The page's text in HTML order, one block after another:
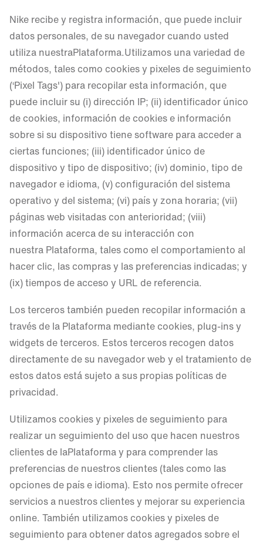
Nike recibe y registra información, que puede incluir
datos personales, de su navegador cuando usted
utiliza nuestraPlataforma.Utilizamos una variedad de
métodos, tales como cookies y pixeles de seguimiento
(‘Pixel Tags') para recopilar esta información, que
puede incluir su (i) dirección IP; (ii) identificador único
de cookies, información de cookies e información
sobre si su dispositivo tiene software para acceder a
ciertas funciones; (iii) identificador único de
dispositivo y tipo de dispositivo; (iv) dominio, tipo de
navegador e idioma, (v) configuración del sistema
operativo y del sistema; (vi) país y zona horaria; (vii)
páginas web visitadas con anterioridad; (viii)
información acerca de su interacción con
nuestra Plataforma, tales como el comportamiento al
hacer clic, las compras y las preferencias indicadas; y
(ix) tiempos de acceso y URL de referencia.
Los terceros también pueden recopilar información a
través de la Plataforma mediante cookies, plug-ins y
widgets de terceros. Estos terceros recogen datos
directamente de su navegador web y el tratamiento de
estos datos está sujeto a sus propias políticas de
privacidad.
Utilizamos cookies y pixeles de seguimiento para
realizar un seguimiento del uso que hacen nuestros
clientes de laPlataforma y para comprender las
preferencias de nuestros clientes (tales como las
opciones de país e idioma). Esto nos permite ofrecer
servicios a nuestros clientes y mejorar su experiencia
online. También utilizamos cookies y pixeles de
seguimiento para obtener datos agregados sobre el